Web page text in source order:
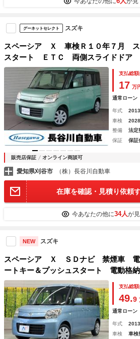
グーネットセレクト スズキ
スペーシア Ｘ 車検Ｒ１０年７月
スタート ＥＴＣ 両側スライドドア
イブレコーダー メモリーナビ ブル
支払総額
17 万
通常ローン
年式
車検
整備
法定
保証
保証
販売店保証 オンライン商談可
愛知県刈谷市 （株）長谷川自動車
在庫を確認・見積り依頼
今あなたの他に34人が
NEW スズキ
スペーシア Ｘ ＳＤナビ 禁煙車 電
ートキー＆プッシュスタート 電動格
ン 盗難防止システム
支払総額
49.9
通常ローン
年式
車検
車検